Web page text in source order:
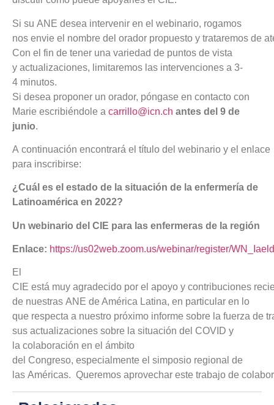
Si su ANE desea intervenir en el webinario, rogamos
nos envie el nombre del orador propuesto y trataremos de
Con el fin de tener una variedad de puntos de vista
y actualizaciones, limitaremos las intervenciones a 3-
4 minutos.
Si desea proponer un orador, póngase en contacto con
Marie escribiéndole a carrillo@icn.ch antes del 9 de
junio.
A continuación encontrará el título del webinario y el enlace
para inscribirse:
¿Cuál es el estado de la situación de la enfermería de
Latinoamérica en 2022?
Un webinario del CIE para las enfermeras de la región
Enlace: https://us02web.zoom.us/webinar/register/
El
CIE está muy agradecido por el apoyo y contribuciones
de nuestras ANE de América Latina, en particular en lo
que respecta a nuestro próximo informe sobre la fuerza de
sus actualizaciones sobre la situación del COVID y
la colaboración en el ámbito
del Congreso, especialmente el simposio regional de
las Américas. Queremos aprovechar este trabajo de